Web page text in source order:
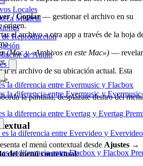
Locales
Musical
de Reproducción
de Audio
la diferencia entre Evermusic y Flacbox
la diferencia entre Evermusic y
la diferencia entre Evertag y Evertag
es la diferencia entre Evervideo y
es la diferencia entre Flacbox y Flacbox
/ Copiar — gestionar el archivo en su
origen.
el archivo a otra app a través de la hoja
(Mac y «Archivos en este Mac») — revelar
el archivo de su ubicación actual. Esta
la pantalla, desplázate dentro del
el menú contextual desde Ajustes →
del menú contextual: